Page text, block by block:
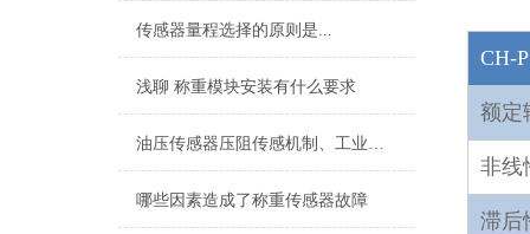
传感器量程选择的原则是...
浅聊 称重模块安装有什么要求
油压传感器压阻传感机制、工业工况适配与标准化运维管理
哪些因素造成了称重传感器故障
CH-
额定
非线
滞后